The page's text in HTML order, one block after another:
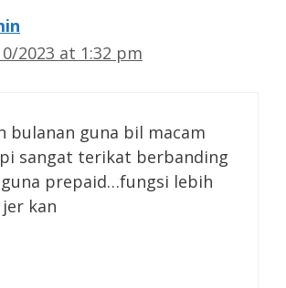
2023 at 1:32 pm
bulanan guna bil macam
sangat terikat berbanding
prepaid…fungsi lebih
kan